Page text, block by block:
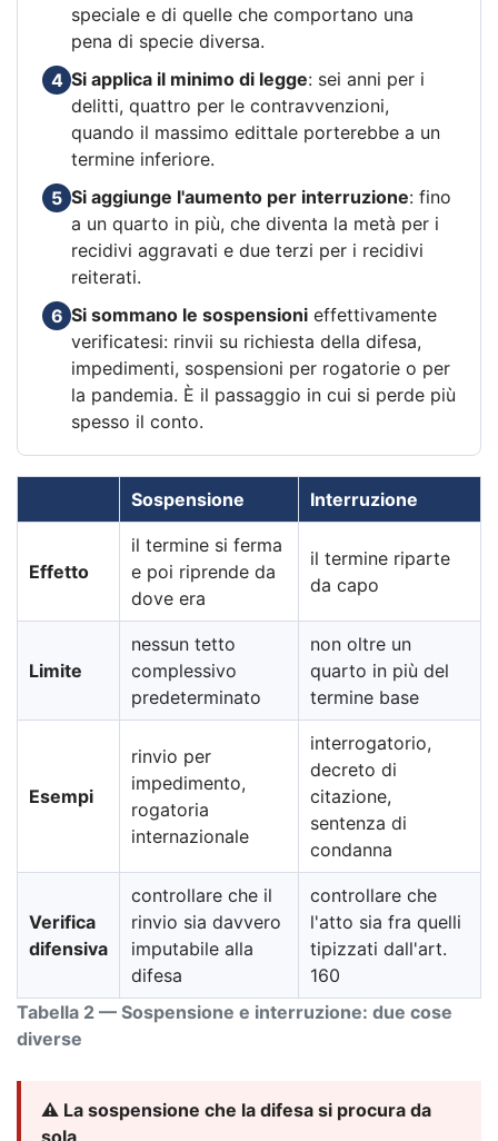
speciale e di quelle che comportano una
pena di specie diversa.
4 Si applica il minimo di legge: sei anni per i
delitti, quattro per le contravvenzioni,
quando il massimo edittale porterebbe a un
termine inferiore.
5 Si aggiunge l'aumento per interruzione: fino
a un quarto in più, che diventa la metà per i
recidivi aggravati e due terzi per i recidivi
reiterati.
6 Si sommano le sospensioni effettivamente
verificatesi: rinvii su richiesta della difesa,
impedimenti, sospensioni per rogatorie o per
la pandemia. È il passaggio in cui si perde più
spesso il conto.
Tabella 2 — Sospensione e interruzione: due cose
diverse
Sospensione Interruzione
Effetto
il termine si ferma
e poi riprende da
dove era
il termine riparte
da capo
Limite
nessun tetto
complessivo
predeterminato
non oltre un
quarto in più del
termine base
Esempi
rinvio per
impedimento,
rogatoria
internazionale
interrogatorio,
decreto di
citazione,
sentenza di
condanna
Verifica
difensiva
controllare che il
rinvio sia davvero
imputabile alla
difesa
controllare che
l'atto sia fra quelli
tipizzati dall'art.
160
⚠️ La sospensione che la difesa si procura da
sola